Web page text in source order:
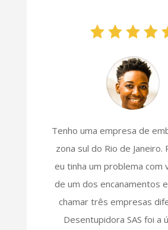
Tenho uma empresa de
zona sul do Rio de Janeiro.
eu tinha um problema com
de um dos encanamentos
chamar três empresas
Desentupidora SAS foi a